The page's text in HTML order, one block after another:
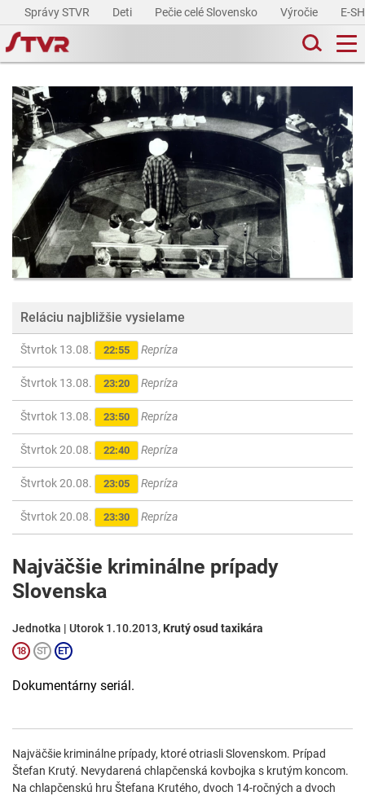
Správy STVR Deti Pečie celé Slovensko Výročie E-
Reláciu najbližšie vysielame
Štvrtok 13.08. 22:55 Repríza
Štvrtok 13.08. 23:20 Repríza
Štvrtok 13.08. 23:50 Repríza
Štvrtok 20.08. 22:40 Repríza
Štvrtok 20.08. 23:05 Repríza
Štvrtok 20.08. 23:30 Repríza
Najväčšie kriminálne prípady
Slovenska
Jednotka | Utorok 1.10.2013, Krutý osud taxikára
Dokumentárny seriál.
Najväčšie kriminálne prípady, ktoré otriasli Slovenskom. Prípad
Štefan Krutý. Nevydarená chlapčenská kovbojka s krutým koncom.
Na chlapčenskú hru Štefana Krutého, dvoch 14-ročných a dvoch